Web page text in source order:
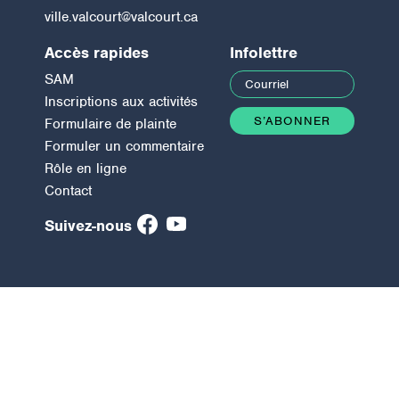
ville.valcourt@valcourt.ca
Accès rapides
SAM
Inscriptions aux activités
Formulaire de plainte
Formuler un commentaire
Rôle en ligne
Contact
Suivez-nous
Infolettre